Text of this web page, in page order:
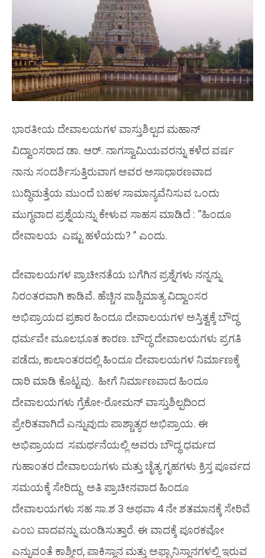
ಭಾರತೀಯ ದೇವಾಲಯಗಳ ವಾಸ್ತುಶಿಲ್ಪದ ಮಹಾನ್
ವಿದ್ವಾಂಸರಾದ ಡಾ. ಆರ್. ನಾಗಸ್ವಾಮಿಯವರನ್ನು ಕಳೆದ ವರ್ಷ
ನಾನು ಸಂದರ್ಶಿಸುತ್ತಿರುವಾಗ ಅವರ ಅಸಾಧಾರಣವಾದ
ಬುದ್ಧಿಮತ್ತೆಯ ಮುಂದೆ ಬಹಳ ಸಾಮಾನ್ಯವೆನಿಸುವ ಒಂದು
ಮುಗ್ಧವಾದ ಪ್ರಶ್ನೆಯನ್ನು ಕೇಳುವ ಸಾಹಸ ಮಾಡಿದೆ : “ಹಿಂದೂ
ದೇವಾಲಯ ಎಷ್ಟು ಹಳೆಯದು? ” ಎಂದು.
ದೇವಾಲಯಗಳ ಪ್ರಾಚೀನತೆಯ ಬಗೆಗಿನ ಪ್ರಶ್ನೆಗಳು ನನ್ನನ್ನು
ನಿರಂತರವಾಗಿ ಕಾಡಿವೆ. ಹೆಚ್ಚಿನ ಪಾಶ್ಚಿಮಾತ್ಯ ವಿದ್ವಾಂಸರ
ಅಭಿಪ್ರಾಯದ ಪ್ರಕಾರ ಹಿಂದೂ ದೇವಾಲಯಗಳ ಅಸ್ತಿತ್ವಕ್ಕೆ ಬೌದ್ಧ
ಧರ್ಮವೇ ಮೂಲಭೂತ ಕಾರಣ. ಬೌದ್ಧ ದೇವಾಲಯಗಳು ಪ್ರಗತಿ
ಪಡೆದು, ಕಾಲಾಂತರದಲ್ಲಿ ಹಿಂದೂ ದೇವಾಲಯಗಳ ನಿರ್ಮಾಣಕ್ಕೆ
ದಾರಿ ಮಾಡಿ ಕೊಟ್ಟವು. ಹೀಗೆ ನಿರ್ಮಾಣವಾದ ಹಿಂದೂ
ದೇವಾಲಯಗಳು ಗ್ರೆಕೋ-ರೋಮನ್ ವಾಸ್ತುಶಿಲ್ಪದಿಂದ
ಪ್ರೇರಿತವಾಗಿದೆ ಎನ್ನುವುದು ಪಾಶ್ಚಾತ್ಯರ ಅಭಿಪ್ರಾಯ. ಈ
ಅಭಿಪ್ರಾಯದ ಸಮರ್ಥನೆಯಲ್ಲಿ ಅವರು ಬೌದ್ಧ ಧರ್ಮದ
ಗುಹಾಂತರ ದೇವಾಲಯಗಳು ಮತ್ತು ಚೈತ್ಯ ಗೃಹಗಳು ಕ್ರಿಸ್ತ ಪೂರ್ವದ
ಸಮಯಕ್ಕೆ ಸೇರಿದ್ದು ಅತಿ ಪ್ರಾಚೀನವಾದ ಹಿಂದೂ
ದೇವಾಲಯಗಳು ಸಹ ಸಾ.ಶ 3 ಅಥವಾ 4 ನೇ ಶತಮಾನಕ್ಕೆ ಸೇರಿವೆ
ಎಂಬ ವಾದವನ್ನು ಮಂಡಿಸುತ್ತಾರೆ. ಈ ವಾದಕ್ಕೆ ಪೂರಕವೋ
ಎನ್ನುವಂತೆ ಕಾಶ್ಮೀರ, ಪಾಕಿಸ್ಥಾನ ಮತ್ತು ಅಫ್ಘಾನಿಸ್ಥಾನಗಳಲ್ಲಿ ಇರುವ